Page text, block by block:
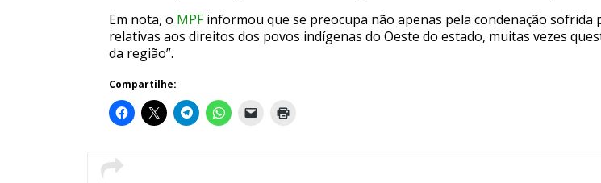
Em nota, o MPFinformou que se preocupa não apenas pela condenação
relativas aos direitos dos povos indígenas do Oeste do estado, muitas vezes
da região”.
Compartilhe: